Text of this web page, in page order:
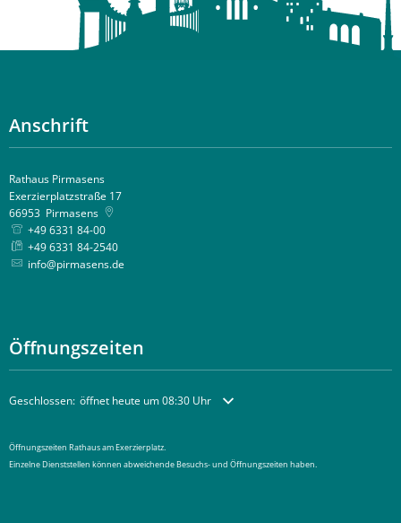
Anschrift
Rathaus Pirmasens
Exerzierplatzstraße 17
66953 Pirmasens
+49 6331 84-00
+49 6331 84-2540
info@pirmasens.de
Öffnungszeiten
Klicken, um weitere Öffnungs- oder Schließzeiten auszublenden
Geschlossen: öffnet heute um 08:30 Uhr
Öffnungszeiten Rathaus am Exerzierplatz.
Einzelne Dienststellen können abweichende Besuchs- und Öffnungszeiten haben.